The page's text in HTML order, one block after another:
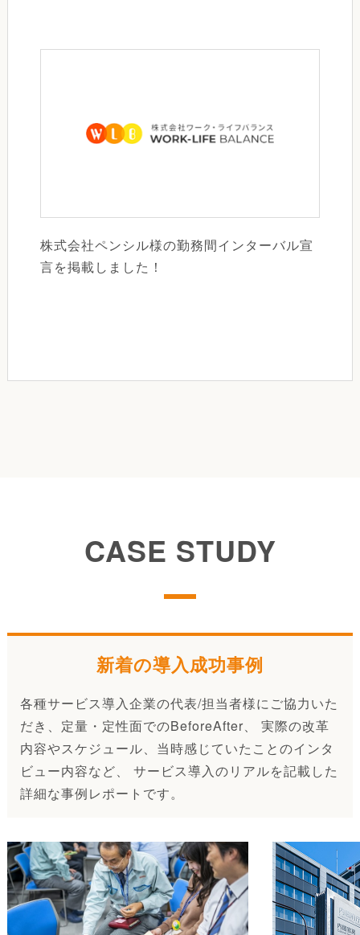
株式会社ペンシル様の勤務間インターバル宣
言を掲載しました！
CASE STUDY
新着の導入成功事例
各種サービス導入企業の代表/担当者様にご協力いた
だき、定量・定性面でのBeforeAfter、 実際の改革
内容やスケジュール、当時感じていたことのインタ
ビュー内容など、 サービス導入のリアルを記載した
詳細な事例レポートです。